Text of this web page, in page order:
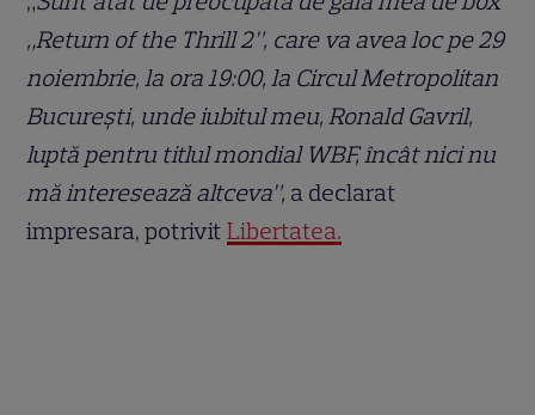
„Return of the Thrill 2”, care va avea loc pe 29
noiembrie, la ora 19:00, la Circul Metropolitan
București, unde iubitul meu, Ronald Gavril,
luptă pentru titlul mondial WBF, încât nici nu
mă interesează altceva”, a declarat
impresara, potrivitLibertatea.